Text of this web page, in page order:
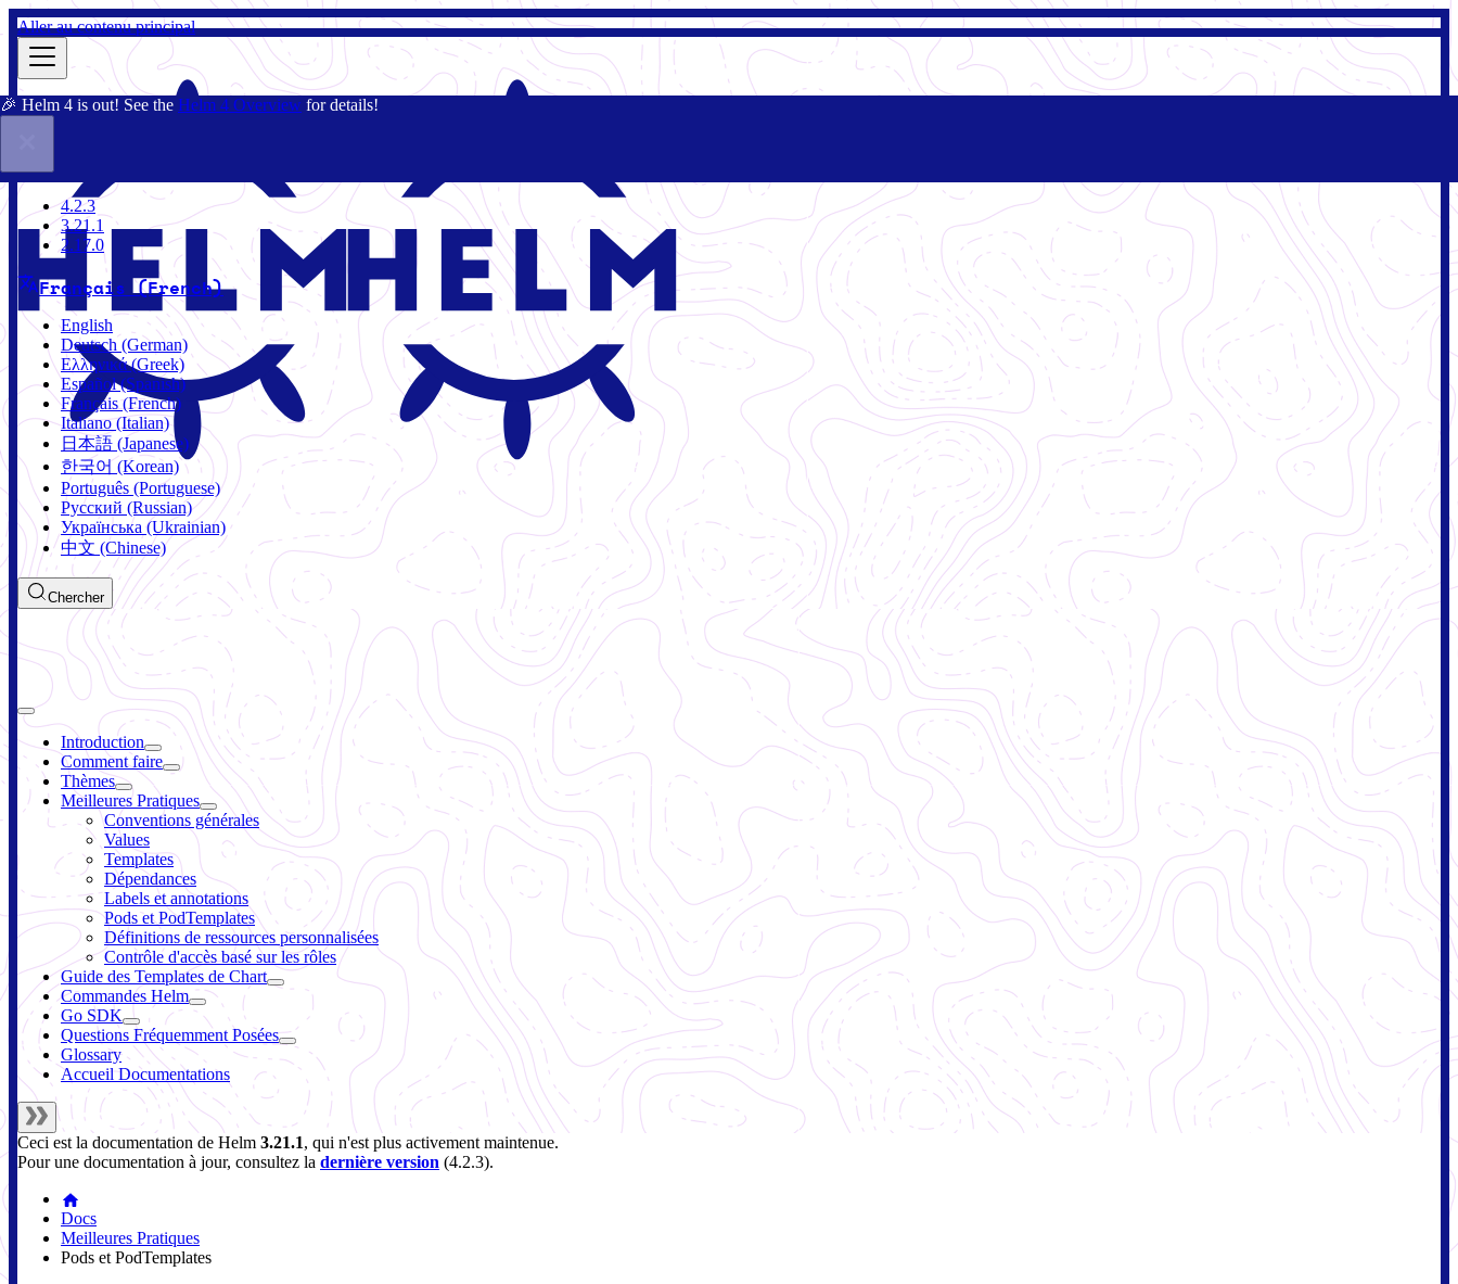
Aller au contenu principal
🎉 Helm 4 is out! See the Helm 4 Overview for details!
3.21.1
4.2.3
3.21.1
2.17.0
Français (French)
English
Deutsch (German)
Ελληνικά (Greek)
Español (Spanish)
Français (French)
Italiano (Italian)
日本語 (Japanese)
한국어 (Korean)
Português (Portuguese)
Русский (Russian)
Українська (Ukrainian)
中文 (Chinese)
Chercher
Introduction
Comment faire
Thèmes
Meilleures Pratiques
Conventions générales
Values
Templates
Dépendances
Labels et annotations
Pods et PodTemplates
Définitions de ressources personnalisées
Contrôle d'accès basé sur les rôles
Guide des Templates de Chart
Commandes Helm
Go SDK
Questions Fréquemment Posées
Glossary
Accueil Documentations
Ceci est la documentation de Helm 3.21.1, qui n'est plus activement maintenue.
Pour une documentation à jour, consultez la dernière version (4.2.3).
Docs
Meilleures Pratiques
Pods et PodTemplates